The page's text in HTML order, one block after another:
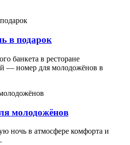
в подарок
банкета в ресторане
— номер для молодожёнов в
молодожёнов
ночь в атмосфере комфорта и